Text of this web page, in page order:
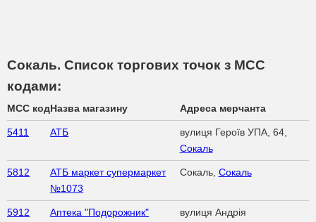
Сокаль. Список торгових точок з МСС
кодами:
MCC кодНазва магазину Адреса мерчанта
5411 АТБ
вулиця Героїв УПА, 64,
Сокаль
5812
АТБ маркет супермаркет
№1073
Сокаль, Сокаль
5912 Аптека "Подорожник" вулиця Андрія